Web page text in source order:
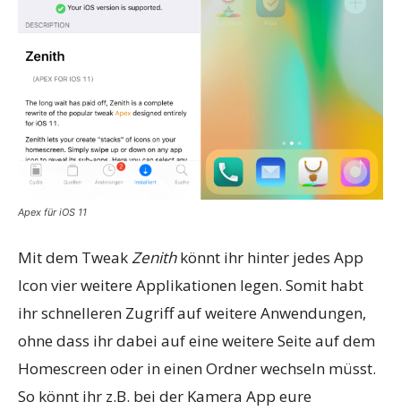
Apex für iOS 11
Mit dem TweakZenithkönnt ihr hinter jedes App
Icon vier weitere Applikationen legen. Somit habt
ihr schnelleren Zugriff auf weitere Anwendungen,
ohne dass ihr dabei auf eine weitere Seite auf dem
Homescreen oder in einen Ordner wechseln müsst.
So könnt ihr z.B. bei der Kamera App eure